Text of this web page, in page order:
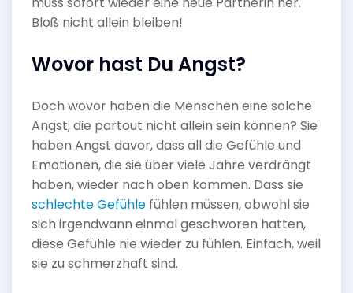
Bloß nicht allein bleiben!
Wovor hast Du Angst?
Doch wovor haben die Menschen eine solche
Angst, die partout nicht allein sein können? Sie
haben Angst davor, dass all die Gefühle und
Emotionen, die sie über viele Jahre verdrängt
haben, wieder nach oben kommen. Dass sie
schlechte Gefühle fühlen müssen, obwohl sie
sich irgendwann einmal geschworen hatten,
diese Gefühle nie wieder zu fühlen. Einfach, weil
sie zu schmerzhaft sind.